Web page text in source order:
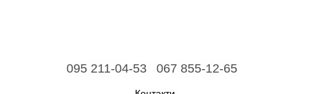
095 211-04-53 067 855-12-65